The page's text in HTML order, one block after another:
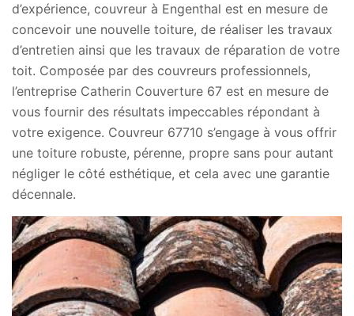
d’expérience, couvreur à Engenthal est en mesure de
concevoir une nouvelle toiture, de réaliser les travaux
d’entretien ainsi que les travaux de réparation de votre
toit. Composée par des couvreurs professionnels,
l’entreprise Catherin Couverture 67 est en mesure de
vous fournir des résultats impeccables répondant à
votre exigence. Couvreur 67710 s’engage à vous offrir
une toiture robuste, pérenne, propre sans pour autant
négliger le côté esthétique, et cela avec une garantie
décennale.